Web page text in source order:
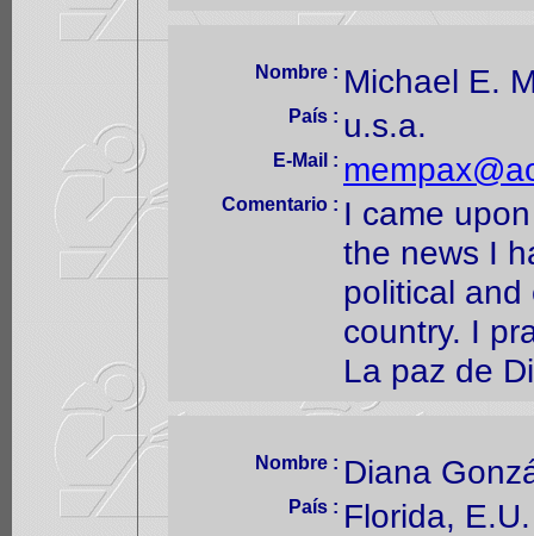
Nombre : Michael E.
País : u.s.a.
E-Mail :
Comentario : I came
the news I
political and
country. I
La paz de
Nombre : Diana
País : Florida, E.U.